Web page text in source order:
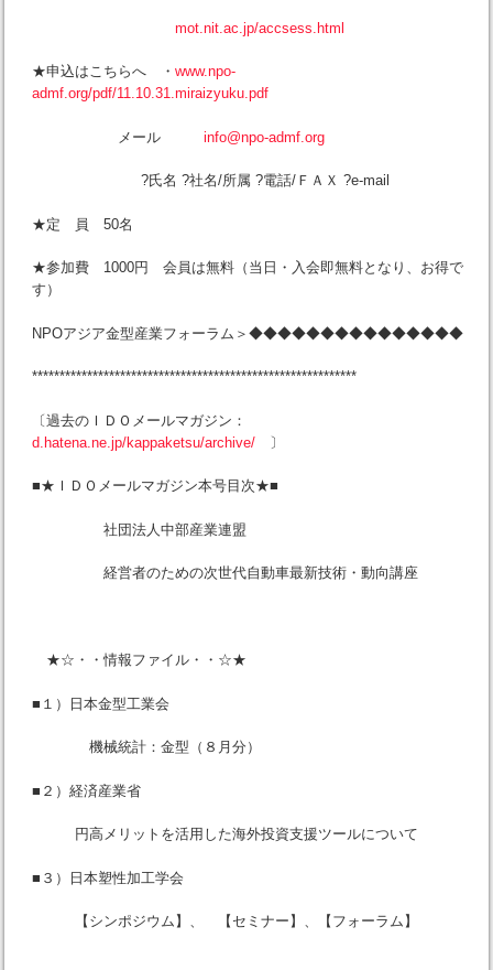
mot.nit.ac.jp/accsess.html
★申込はこちらへ ・ www.npo-
admf.org/pdf/11.10.31.miraizyuku.pdf
メール info@npo-admf.org
?氏名 ?社名/所属 ?電話/ＦＡＸ ?e-mail
★定 員 50名
★参加費 1000円 会員は無料（当日・入会即無料となり、お得で
す）
NPOアジア金型産業フォーラム＞◆◆◆◆◆◆◆◆◆◆◆◆◆◆◆
***********************************************************
〔過去のＩＤＯメールマガジン：
d.hatena.ne.jp/kappaketsu/archive/〕
■★ＩＤＯメールマガジン本号目次★■
社団法人中部産業連盟
経営者のための次世代自動車最新技術・動向講座
★☆・・情報ファイル・・☆★
■１）日本金型工業会
機械統計：金型（８月分）
■２）経済産業省
円高メリットを活用した海外投資支援ツールについて
■３）日本塑性加工学会
【シンポジウム】、 【セミナー】、【フォーラム】